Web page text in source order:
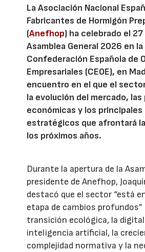
La Asociación Nacional
Fabricantes de Hormigón
(Anefhop) ha celebrado el
Asamblea General 2026 en
Confederación Española de
Empresariales (CEOE), en
encuentro en el que el
la evolución del mercado,
económicas y los
estratégicos que afrontará
los próximos años.
Durante la apertura de la
presidente de Anefhop,
destacó que el sector “está
etapa de cambios profundos”
transición ecológica, la
inteligencia artificial, la
complejidad normativa y la